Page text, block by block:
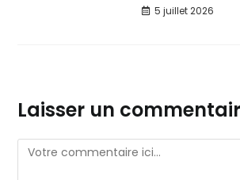
5 juillet 2026
Laisser un
Comment